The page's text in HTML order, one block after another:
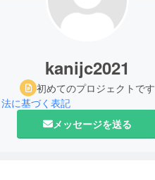
kanijc2021
初めてのプロジェクトです
に基づく表記
メッセージを送る